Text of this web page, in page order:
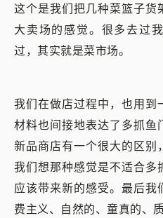
这个是我们把几种菜篮子货
大卖场的感觉。很多去过
过，其实就是菜市场。
我们在做店过程中，也用到
材料也间接地表达了多抓鱼
新品商店有一个很大的区别
我们想那种感觉是不适合多
应该带来新的感受。最后我
费主义、自然的、童真的、